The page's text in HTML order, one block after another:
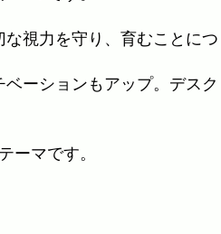
視力を守り、育むことにつ
ーションもアップ。デスク
マです。